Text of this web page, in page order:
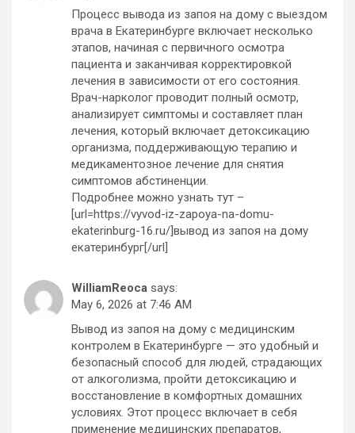
Процесс вывода из запоя на дому с выездом
врача в Екатеринбурге включает несколько
этапов, начиная с первичного осмотра
пациента и заканчивая корректировкой
лечения в зависимости от его состояния.
Врач-нарколог проводит полный осмотр,
анализирует симптомы и составляет план
лечения, который включает детоксикацию
организма, поддерживающую терапию и
медикаментозное лечение для снятия
симптомов абстиненции.
Подробнее можно узнать тут –
[url=https://vyvod-iz-zapoya-na-domu-
ekaterinburg-16.ru/]вывод из запоя на дому
екатеринбург[/url]
WilliamReoca says:
May 6, 2026 at 7:46 AM
Вывод из запоя на дому с медицинским
контролем в Екатеринбурге — это удобный и
безопасный способ для людей, страдающих
от алкоголизма, пройти детоксикацию и
восстановление в комфортных домашних
условиях. Этот процесс включает в себя
применение медицинских препаратов,